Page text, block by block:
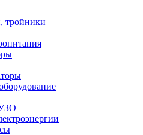
тройники